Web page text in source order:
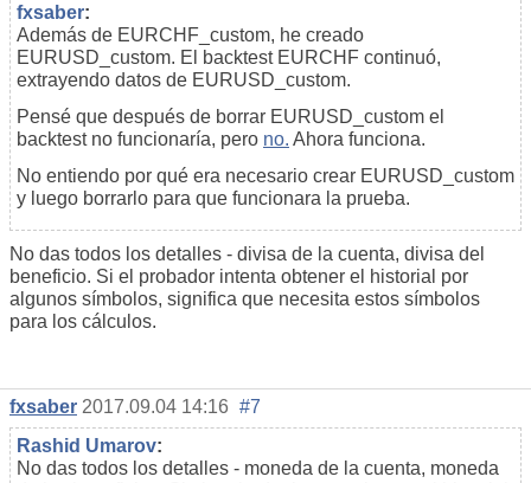
fxsaber:
Además de EURCHF_custom, he creado
EURUSD_custom. El backtest EURCHF continuó,
extrayendo datos de EURUSD_custom.
Pensé que después de borrar EURUSD_custom el
backtest no funcionaría, pero no. Ahora funciona.
No entiendo por qué era necesario crear EURUSD_custom
y luego borrarlo para que funcionara la prueba.
No das todos los detalles - divisa de la cuenta, divisa del
beneficio. Si el probador intenta obtener el historial por
algunos símbolos, significa que necesita estos símbolos
para los cálculos.
fxsaber 2017.09.04 14:16 #7
Rashid Umarov:
No das todos los detalles - moneda de la cuenta, moneda